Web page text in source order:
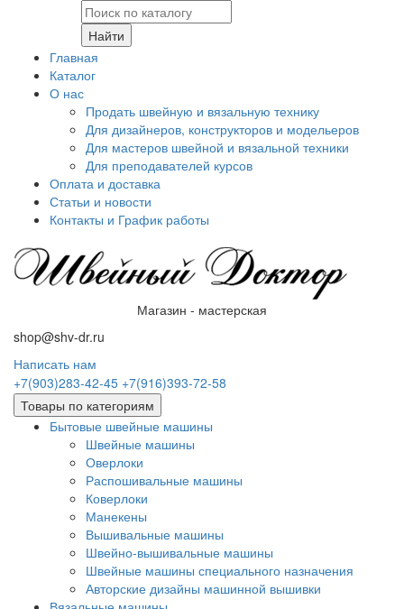
Найти
Главная
Каталог
О нас
Продать швейную и вязальную технику
Для дизайнеров, конструкторов и модельеров
Для мастеров швейной и вязальной техники
Для преподавателей курсов
Оплата и доставка
Статьи и новости
Контакты и График работы
Магазин - мастерская
shop@shv-dr.ru
Написать нам
+7(903)283-42-45 +7(916)393-72-58
Товары по категориям
Бытовые швейные машины
Швейные машины
Оверлоки
Распошивальные машины
Коверлоки
Манекены
Вышивальные машины
Швейно-вышивальные машины
Швейные машины специального назначения
Авторские дизайны машинной вышивки